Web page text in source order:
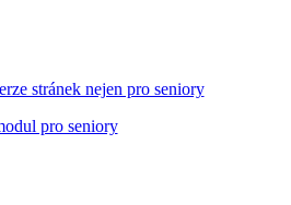
stránek nejen pro seniory